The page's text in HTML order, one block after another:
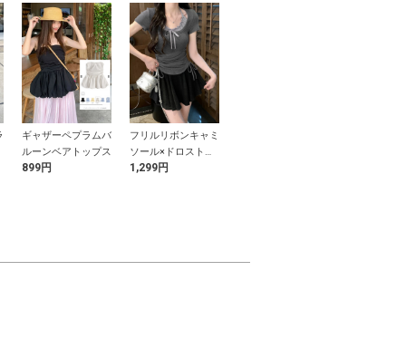
ギャザーペプラムバ
ルーンベアトップス
899円
フリルリボンキャミ
ソール×ドロスト半
袖トップスアンサン
1,299円